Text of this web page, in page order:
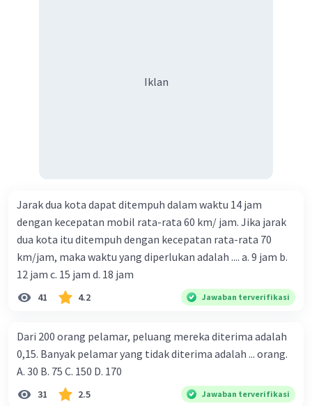
Iklan
Jarak dua kota dapat ditempuh dalam waktu 14 jam
dengan kecepatan mobil rata-rata 60 km/ jam. Jika jarak
dua kota itu ditempuh dengan kecepatan rata-rata 70
km/jam, maka waktu yang diperlukan adalah .... a. 9 jam b.
12 jam c. 15 jam d. 18 jam
41 4.2 Jawaban terverifikasi
Dari 200 orang pelamar, peluang mereka diterima adalah
0,15. Banyak pelamar yang tidak diterima adalah ... orang.
A. 30 B. 75 C. 150 D. 170
31 2.5 Jawaban terverifikasi